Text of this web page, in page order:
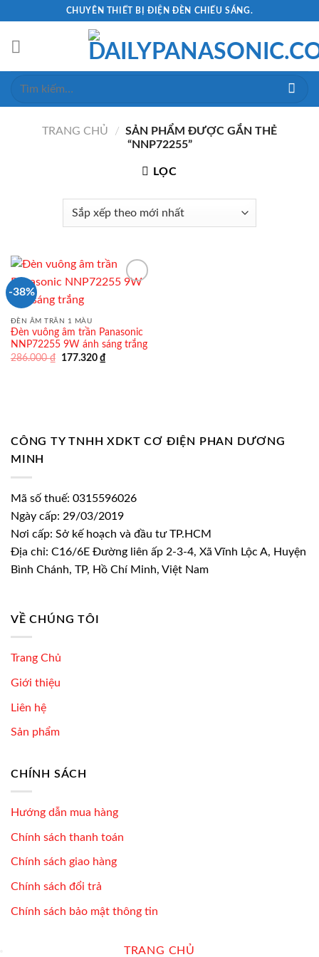
content
CHUYÊN THIẾT BỊ ĐIỆN ĐÈN CHIẾU SÁNG.
Tìm
TRANG CHỦ / SẢN PHẨM ĐƯỢC GẮN THẺ
“NNP72255”
LỌC
-38%
ĐÈN ÂM TRẦN 1 MÀU
Đèn vuông âm trần Panasonic
NNP72255 9W ánh sáng trắng
286.000₫
Giá
177.320 ₫Giá
hiện
CÔNG TY TNHH XDKT CƠ ĐIỆN PHAN DƯƠNG
MINH
Mã số thuế: 0315596026
Ngày cấp: 29/03/2019
Nơi cấp: Sở kế hoạch và đầu tư TP.HCM
Địa chỉ: C16/6E Đường liên ấp 2-3-4, Xã Vĩnh Lộc A, Huyện
Bình Chánh, TP, Hồ Chí Minh, Việt Nam
VỀ CHÚNG TÔI
Trang Chủ
Giới thiệu
Liên hệ
Sản phẩm
CHÍNH SÁCH
Hướng dẫn mua hàng
Chính sách thanh toán
Chính sách giao hàng
Chính sách đổi trả
Chính sách bảo mật thông tin
TRANG CHỦ